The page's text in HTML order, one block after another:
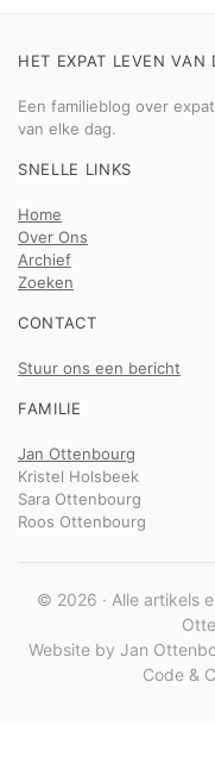
HET EXPAT LEVEN VAN
Een familieblog over
van elke dag.
SNELLE LINKS
Home
Over Ons
Archief
Zoeken
CONTACT
Stuur ons een bericht
FAMILIE
Jan Ottenbourg
Kristel Holsbeek
Sara Ottenbourg
Roos Ottenbourg
© 2026 · Alle artikels
Website by Jan
Code &